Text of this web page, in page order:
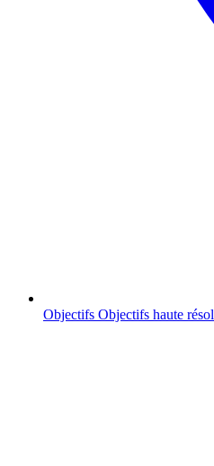
Objectifs Objectifs haute